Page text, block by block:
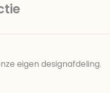
eigen designafdeling.